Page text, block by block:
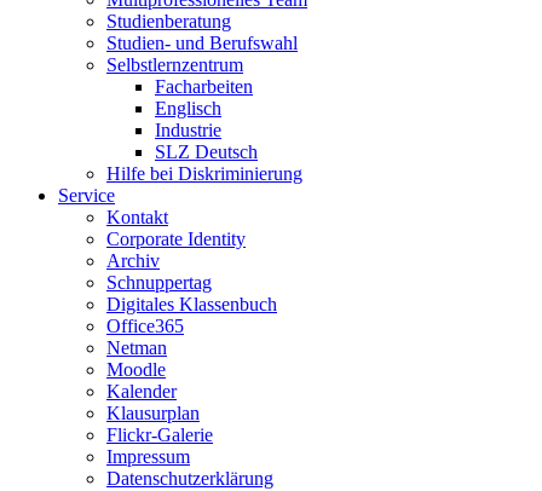
Studienberatung
Studien- und Berufswahl
Selbstlernzentrum
Facharbeiten
Englisch
Industrie
SLZ Deutsch
Hilfe bei Diskriminierung
Service
Kontakt
Corporate Identity
Archiv
Schnuppertag
Digitales Klassenbuch
Office365
Netman
Moodle
Kalender
Klausurplan
Flickr-Galerie
Impressum
Datenschutzerklärung